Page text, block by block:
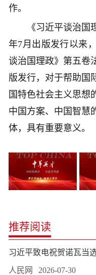
作。
《习近平谈治国理
年7月出版发行以来
谈治国理政》第五卷
版发行，对于帮助国
国特色社会主义思想
中国方案、中国智慧
体，具有重要意义。
推荐阅读
习近平致电祝贺诺瓦当
人民网 2026-07-30